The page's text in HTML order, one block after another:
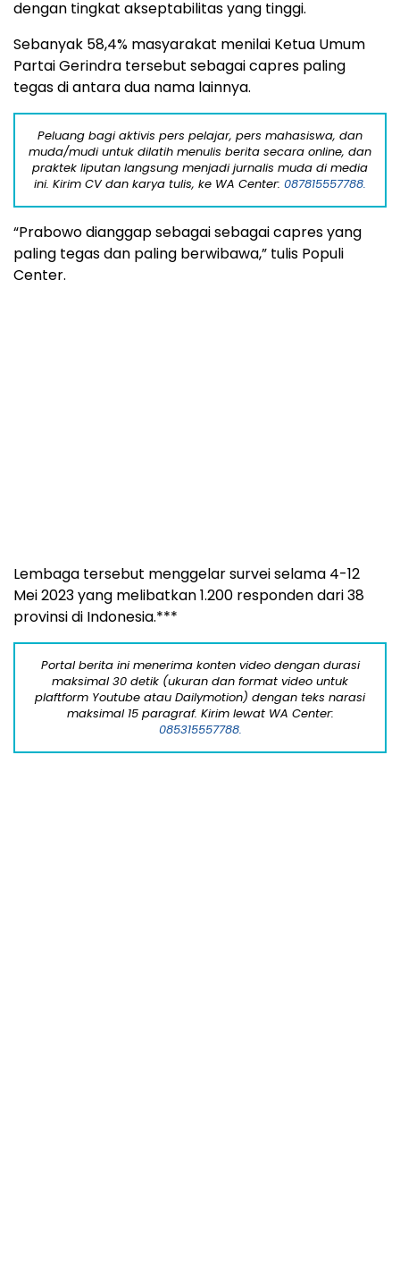
dengan tingkat akseptabilitas yang tinggi.
Sebanyak 58,4% masyarakat menilai Ketua Umum
Partai Gerindra tersebut sebagai capres paling
tegas di antara dua nama lainnya.
Peluang bagi aktivis pers pelajar, pers mahasiswa, dan
muda/mudi untuk dilatih menulis berita secara online, dan
praktek liputan langsung menjadi jurnalis muda di media
ini. Kirim CV dan karya tulis, ke WA Center: 087815557788.
“Prabowo dianggap sebagai sebagai capres yang
paling tegas dan paling berwibawa,” tulis Populi
Center.
Lembaga tersebut menggelar survei selama 4-12
Mei 2023 yang melibatkan 1.200 responden dari 38
provinsi di Indonesia.***
Portal berita ini menerima konten video dengan durasi
maksimal 30 detik (ukuran dan format video untuk
plaftform Youtube atau Dailymotion) dengan teks narasi
maksimal 15 paragraf. Kirim lewat WA Center:
085315557788.